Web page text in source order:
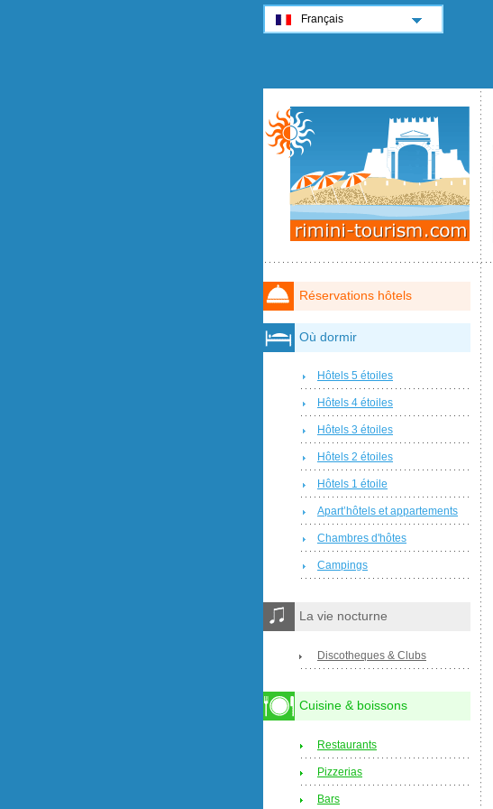
Réservations hôtels
Où dormir
Hôtels 5 étoiles
Hôtels 4 étoiles
Hôtels 3 étoiles
Hôtels 2 étoiles
Hôtels 1 étoile
Apart’hôtels et appartements
Chambres d'hôtes
Campings
La vie nocturne
Discotheques & Clubs
Cuisine & boissons
Restaurants
Pizzerias
Bars
Français